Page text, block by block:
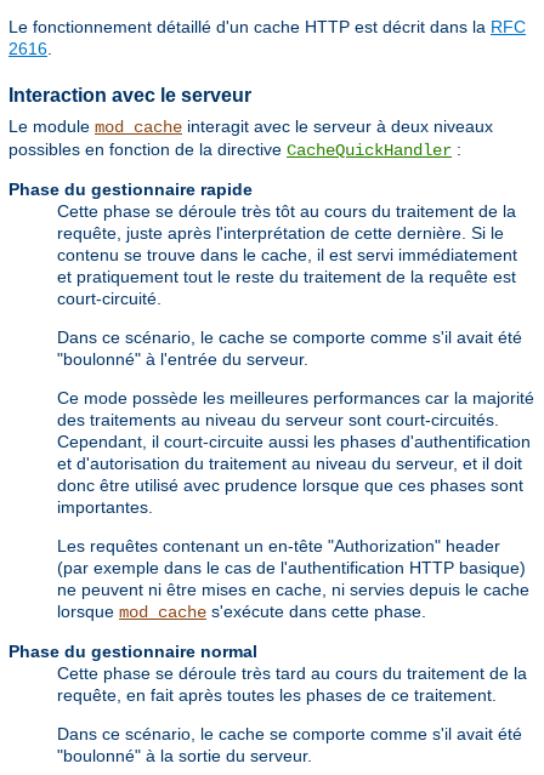
Le fonctionnement détaillé d'un cache HTTP est décrit dans la RFC
2616.
Interaction avec le serveur
Le module mod_cache interagit avec le serveur à deux niveaux
possibles en fonction de la directive CacheQuickHandler :
Phase du gestionnaire rapide
Cette phase se déroule très tôt au cours du traitement de la
requête, juste après l'interprétation de cette dernière. Si le
contenu se trouve dans le cache, il est servi immédiatement
et pratiquement tout le reste du traitement de la requête est
court-circuité.
Dans ce scénario, le cache se comporte comme s'il avait été
"boulonné" à l'entrée du serveur.
Ce mode possède les meilleures performances car la majorité
des traitements au niveau du serveur sont court-circuités.
Cependant, il court-circuite aussi les phases d'authentification
et d'autorisation du traitement au niveau du serveur, et il doit
donc être utilisé avec prudence lorsque que ces phases sont
importantes.
Les requêtes contenant un en-tête "Authorization" header
(par exemple dans le cas de l'authentification HTTP basique)
ne peuvent ni être mises en cache, ni servies depuis le cache
lorsque mod_cache s'exécute dans cette phase.
Phase du gestionnaire normal
Cette phase se déroule très tard au cours du traitement de la
requête, en fait après toutes les phases de ce traitement.
Dans ce scénario, le cache se comporte comme s'il avait été
"boulonné" à la sortie du serveur.